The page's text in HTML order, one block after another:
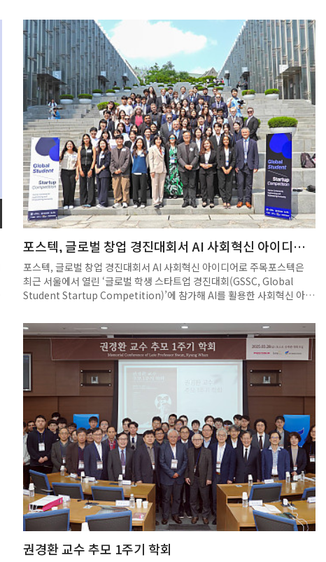
육문화기획사 몬도디하나가 공동 주최한 ‘포스텍 청소년 수리 인공지능
아카데미 3기’가 지난 7일 수료식을 끝으로 성료했습니다.이번 프로그램
에는 포항시에 거주하는 고등학생 30명이 참여해 수료했으며, 지역 청소
년의 높은 몰입도와 열정을 확인할 수 있는 교육 과정으로 자리매김했습니
다.여타 청소년 대상 인공지능 교육과 달리, 이 아카데미는 수학을 기반으
로 AI 모델을 직접 설계하는 심화형 커리큘럼으로 구성돼 차별화된 교육
성과를 거뒀습니다.5월 17일부터 4주간 매주 토요일 POSTECH 수리과
학관에서 진행된 수업은 인공지능 개념과 원리, Python 코딩 실습, 머신
러닝 알고리즘(SVM, MLP, CNN) 등을 중심으로 이뤄졌습니다.수업 전반
에서 수학이 중심 도구로 작용했으며, 수학적 원리를 학습한 뒤 이를 실제
AI 모델링에 적용하는 방식으로 구성돼 높은 완성도를 보였습니다. 정재
훈 교수와 POSTECH 소속 강사진은 고등학생 눈높이에 맞춰 용어와 사례
를 구성해 대학 수준의 내용을 효과적으로 전달했습니다. 수업 후반에는
MNIST 손글씨 인식, 확률 기반 분류 문제 해결 등 실생활 주제 중심의 프
로젝트가 운영돼 학생들이 탐구와 설계, 실험과 피드백의 과정을 경험할
수 있도록 했습니다. 또한 모든 수업은 학생의 질문을 적극 수용하는 피드
백 중심으로 운영됐으며, 강사와 조교들이 1:1 방식으로 개별 지도를 제공
덕분에 지식의 한계를 넘을 수 있었고, 생명과학과 인공지능의 융합 가능
성을 새롭게 인식했다”고 말했습니다. 또한 “SVM 결정경계에 대한 질문
을 했을 때 대학 수학 수준의 라그랑주 승수법으로 설명받으며 학습의 기
지속됐으며, 수업 외 시간에도 입시와 진로에 대한 조언이 자연스럽게 오
갔습니다. 정재훈 교수는 “청소년들이 AI를 통해 자기 세계를 수학적으로
해석하고 표현하는 힘을 기를 수 있도록 돕는 데 중점을 뒀다”며 “이번 경
험이 창의적 문제 해결력과 자기주도 학습 역량을 키우는 데 의미 있는 발
판이 되길 바란다”고 전했습니다. 수료생 전원에게는 POSTECH 명의의
공식 수료증이 수여됐으며, 4기 참가자 모집은 하반기에 진행될 예정입니
다. 몬도디하나와 연구진은 향후 교재를 인문학적으로 재구성하기 위한
작업도 계획하고 있습니다. 수학 중심 AI 교육, 세계적 연구진의 설계, 문
제해결형 수업을 특징으로 하는 이번 아카데미는 청소년들의 미래형 사고
훈련 플랫폼으로 자리매김하고 있습니다.출처: (인더뉴스)
포스텍, 글로벌 창업 경진대회서 AI 사회혁신 아이디어
로 주목
포스텍, 글로벌 창업 경진대회서 AI 사회혁신 아이디어로 주목포스텍은
최근 서울에서 열린 ‘글로벌 학생 스타트업 경진대회(GSSC, Global
Student Startup Competition)’에 참가해 AI를 활용한 사회혁신 아이
유수 대학들과 어깨를 나란히 하며 글로벌 창업 무대에서 창의성과 혁신
역량을 빛냈다.포스텍은 최근 서울에서 열린 ‘글로벌 학생 스타트업 경진
대회(GSSC, Global Student Startup Competition)’에 참가해 AI를
활용한 사회혁신 아이디어를 선보이며 주목을 받았다.GSSC는 올해 처음
개최된 국제 창업 경진대회로, 아시안 리더십 컨퍼런스(ALC)의 일환으로
지난 5월 18일부터 22일까지 진행됐다.‘인간 중심 AI: AI를 활용한 인류
사회 개선(Human-Centered AI: Improving Human Society Using
AI)’을 주제로 열린 이번 대회에는 서울대, 이화여대 등 국내 주요 대학은
물론, 하버드대, 코넬대, UC버클리, USC, 알토대 등 세계적인 명문대 학
생들이 참가했다.포스텍에서는 글로컬대학 사업의 지원을 받아 학부생 예
비 창업팀 두 팀이 참가했다.‘ThinkBrew’ 팀(대표 유혜인·IT융합공학
과)은 AI 기반 맞춤형 임상시험 매칭 솔루션 ‘Clink’를, ‘Eye-Terra’ 팀(대
표 조성현·IT융합공학과)은 시각장애인을 위한 AI 기반 시력 보조 안경 및
소프트웨어 ‘보리’를 출품했다.특히 Eye-Terra 팀은 본선에 진출하며 기
술력과 사회적 가치를 고루 갖춘 아이디어로 높은 평가를 받았다.비록 최
종 수상에는 이름을 올리지 못했지만, 의료 접근성 향상과 시각장애인 지
원 등 실질적인 사회 문제 해결에 초점을 맞춘 두 팀의 프로젝트는 심사위
권경환 교수 추모 1주기 학회